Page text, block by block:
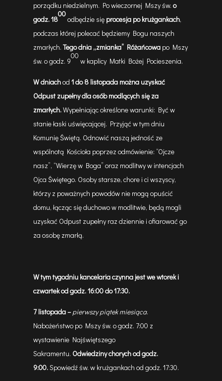
porządku niedzielnym. Po wieczornej Mszy św.o
godz. 18
00
odbędzie się procesja po krużgankach,
podczas której polecać będziemy Bogu naszych
zmarłych.Tego dnia „zmianka” Różańcowa po Mszy
św. o godz. 9
00
w kaplicy Matki Bożej Pocieszenia.
W dniachod1 do 8 listopada można uzyskać
Odpust zupełny dla osób modlących się za
zmarłych.Wypełniając określone warunki: Być w
stanie łaski uświęcającej. Przyjąć w tym dniu
Komunię Świętą. Odnowić naszą jedność ze
wspólnotą Kościoła poprzez odmówienie: “Ojcze
nasz”, “Wierzę w Boga” oraz modlitwy w intencjach
Ojca Świętego. Osoby starsze, chore i ci wszyscy,
którzy z poważnych powodów nie mogą opuścić
domu, łącząc się duchowo w modlitwie, będą mogli
uzyskać Odpust zupełny raz dziennie i ofiarować go
za osobę zmarłą.
W tym tygodniu kancelariaczynna jest wewtorek i
czwartekod godz. 16:00 do 17:30.
7 listopada–pierwszy piątek miesiąca.
Nabożeństwo po Mszy św. o godz. 7:00 z
wystawienie Najświętszego
Sakramentu. Odwiedziny chorych od godz.
9:00.Spowiedź św. w krużgankach od godz. 17:30.